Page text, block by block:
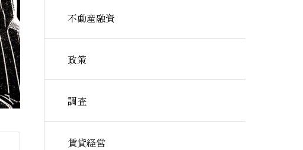
不動産融資
政策
調査
賃貸経営